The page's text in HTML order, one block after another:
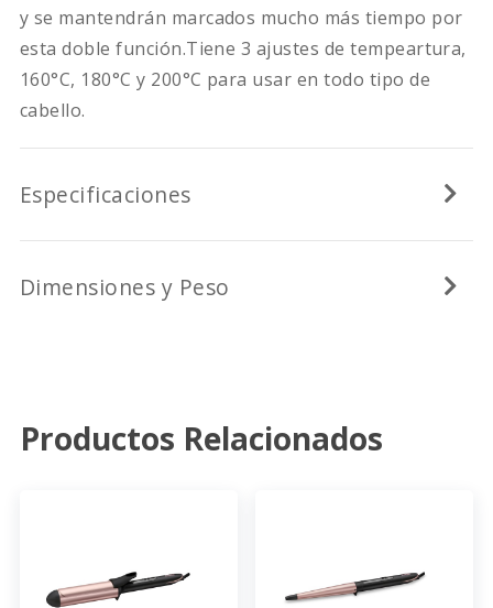
y se mantendrán marcados mucho más tiempo por
esta doble función.Tiene 3 ajustes de tempeartura,
160°C, 180°C y 200°C para usar en todo tipo de
cabello.
Especificaciones
Dimensiones y Peso
Productos Relacionados